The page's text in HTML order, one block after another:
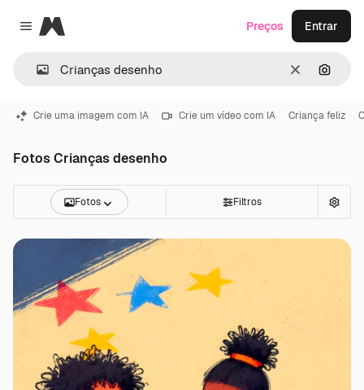
Close menu
Magnific
Limpar
Preços Entrar
Crie uma imagem com IA Crie um vídeo com IA Criança feliz
Fotos Crianças desenho
Fotos Filtros